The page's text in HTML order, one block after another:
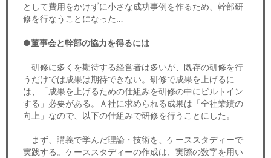
ＩＴ
として費用をかけずに小さな成功事例を作るため、幹部研
修を行なうことになった…
●董事会と幹部の協力を得るには
研修に多くを期待する経営者は多いが、既存の研修を行
うだけでは成果は期待できない。研修で成果を上げるに
は、「成果を上げるための仕組みを研修の中にビルトイン
する」必要がある。Ａ社に求められる成果は「全社業績の
向上」なので、以下の仕組みで研修を行うことにした。
まず、講義で学んだ理論・技術を、ケーススタディーで
実践する。ケーススタディーの作成は、実際の数字を用い